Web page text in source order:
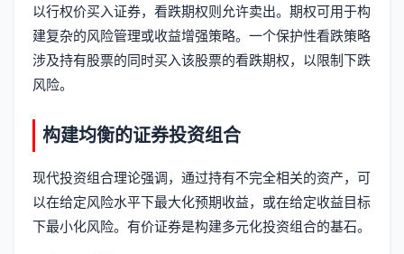
以行权价买入证券，看跌期权则允许卖出。期权可用于构
建复杂的风险管理或收益增强策略。一个保护性看跌策略
涉及持有股票的同时买入该股票的看跌期权，以限制下跌
风险。
构建均衡的证券投资组合
现代投资组合理论强调，通过持有不完全相关的资产，可
以在给定风险水平下最大化预期收益，或在给定收益目标
下最小化风险。有价证券是构建多元化投资组合的基石。